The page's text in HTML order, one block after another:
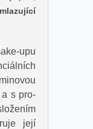
upu
s pro-
její